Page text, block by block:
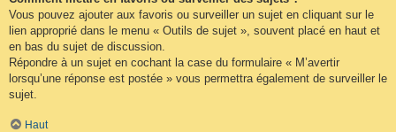
Vous pouvez ajouter aux favoris ou surveiller un sujet en cliquant sur le
lien approprié dans le menu « Outils de sujet », souvent placé en haut et
en bas du sujet de discussion.
Répondre à un sujet en cochant la case du formulaire « M’avertir
lorsqu’une réponse est postée » vous permettra également de surveiller le
sujet.
Haut